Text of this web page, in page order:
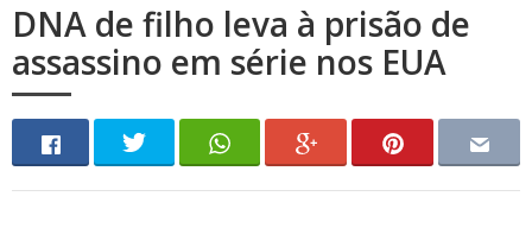
DNA de filho leva à prisão de
assassino em série nos EUA